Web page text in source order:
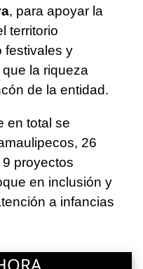
, para apoyar la
territorio
festivales y
la riqueza
de la entidad.
en total se
26
proyectos
en inclusión y
a infancias